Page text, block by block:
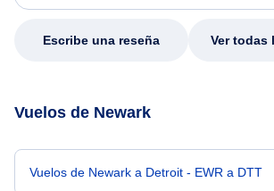
Escribe una reseña Ver todas
Vuelos de Newark
Vuelos de Newark a Detroit - EWR a DTT